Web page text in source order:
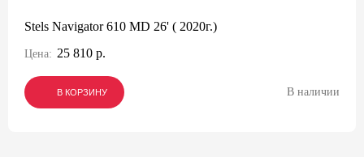
Stels Navigator 610 MD 26' ( 2020г.)
Цена: 25 810 р.
В КОРЗИНУ
В КОРЗИНУ
В КОРЗИНУ В наличии